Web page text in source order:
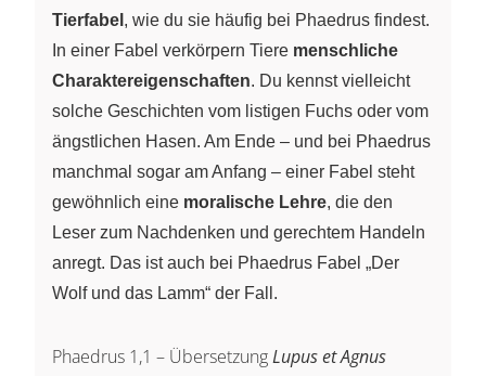
Tierfabel , wie du sie häufig bei Phaedrus findest.
In einer Fabel verkörpern Tiere menschliche
Charaktereigenschaften. Du kennst vielleicht
solche Geschichten vom listigen Fuchs oder vom
ängstlichen Hasen. Am Ende – und bei Phaedrus
manchmal sogar am Anfang – einer Fabel steht
gewöhnlich eine moralische Lehre, die den
Leser zum Nachdenken und gerechtem Handeln
anregt. Das ist auch bei Phaedrus Fabel „Der
Wolf und das Lamm“ der Fall.
Phaedrus 1,1 – ÜbersetzungLupus et Agnus